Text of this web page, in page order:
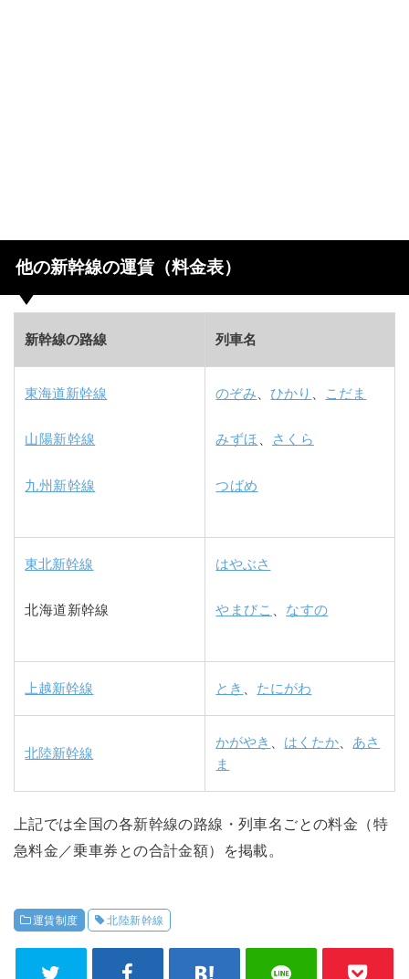
他の新幹線の運賃（料金表）
新幹線の路線 列車名
東海道新幹線
山陽新幹線
九州新幹線
のぞみ 、ひかり こだま
みずほ さくら
つばめ
東北新幹線
北海道新幹線
はやぶさ
やまびこ なすの
上越新幹線 とき たにがわ
北陸新幹線
かがやき はくたか
あさ
ま
上記では全国の各新幹線の路線・列車名ごとの料金（特
急料金／乗車券との合計金額）を掲載。
運賃制度 北陸新幹線